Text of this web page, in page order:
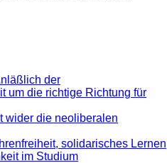
der
um die richtige Richtung für
wider die neoliberalen
solidarisches Lernen
im Studium